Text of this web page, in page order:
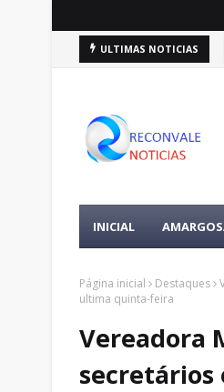
ULTIMAS NOTICIAS
INICIAL
Página inicial Destaques
ultima quinta-feira
Vereadora
secretários